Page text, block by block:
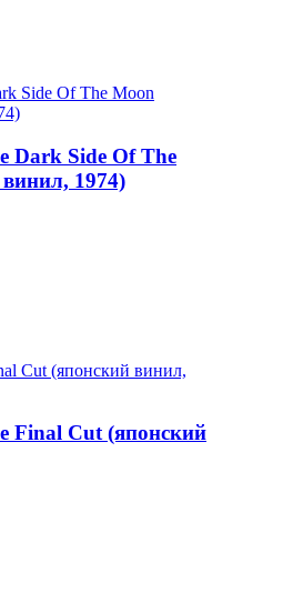
Dark Side Of The
1974)
Final Cut (японский